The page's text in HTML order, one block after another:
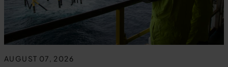
AUGUST 07, 2026